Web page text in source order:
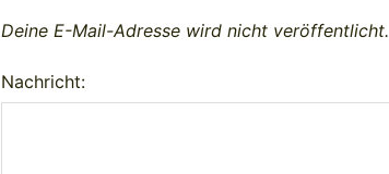
Deine E-Mail-Adresse wird nicht veröffentlicht.
Nachricht: